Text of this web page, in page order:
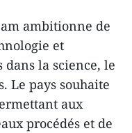
ambitionne de
et
la science, le
Le pays souhaite
aux
procédés et de